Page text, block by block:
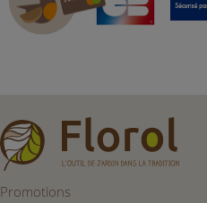
Promotions